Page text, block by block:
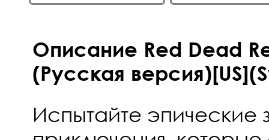
Описание Red Dead
(Русская
Испытайте эпические